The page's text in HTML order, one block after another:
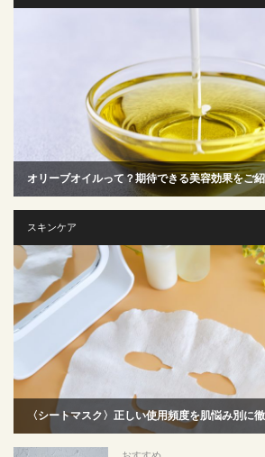
オリーブオイルって？期待できる美容効果をご
スキンケア
〈シートマスク〉正しい使用頻度を肌悩み別に
おすすめ